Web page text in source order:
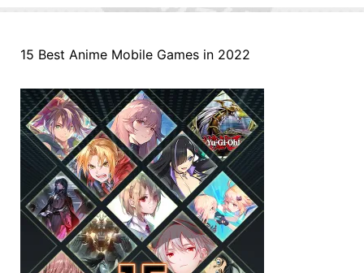
15 Best Anime Mobile Games in 2022